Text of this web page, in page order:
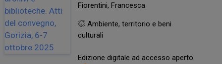
Fiorentini, Francesca
Ambiente, territorio e beni
culturali
Edizione digitale ad accesso aperto